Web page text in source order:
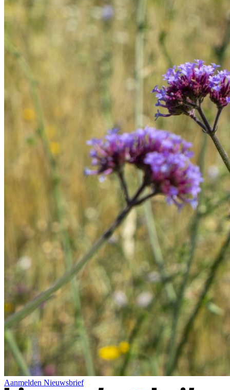
Aanmelden Nieuwsbrief